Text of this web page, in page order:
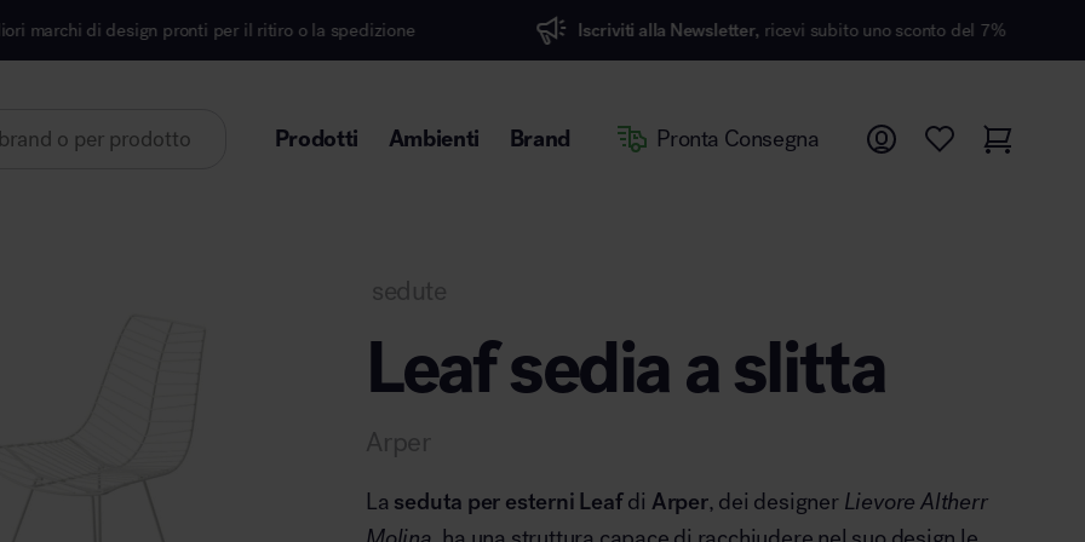
pronti per il ritiro o la spedizione Iscriviti alla Newsletter, ricevi subito uno sconto del 7%
Prodotti Ambienti Brand Pronta Consegna
sedute
Leaf sedia a slitta
Arper
La seduta per esterni Leafdi Arper, dei designer Lievore Altherr